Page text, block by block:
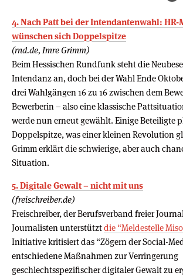
4. Nach Patt bei der Intendantenwahl:
wünschen sich Doppelspitze
(rnd.de, Imre Grimm)
Beim Hessischen Rundfunk steht die
Intendanz an, doch bei der Wahl Ende
drei Wahlgängen 16 zu 16 zwischen dem
Bewerberin – also eine klassische
werde nun erneut gewählt. Einige Beteiligte
Doppelspitze, was einer kleinen Revolution
Grimm erklärt die schwierige, aber auch
Situation.
5. Digitale Gewalt – nicht mit uns
(freischreiber.de)
Freischreiber, der Berufsverband freier
Journalisten unterstütztdie “Meldestelle
Initiative kritisiert das “Zögern der Social-
entschiedene Maßnahmen zur Verringerung
geschlechtsspezifischer digitaler Gewalt zu